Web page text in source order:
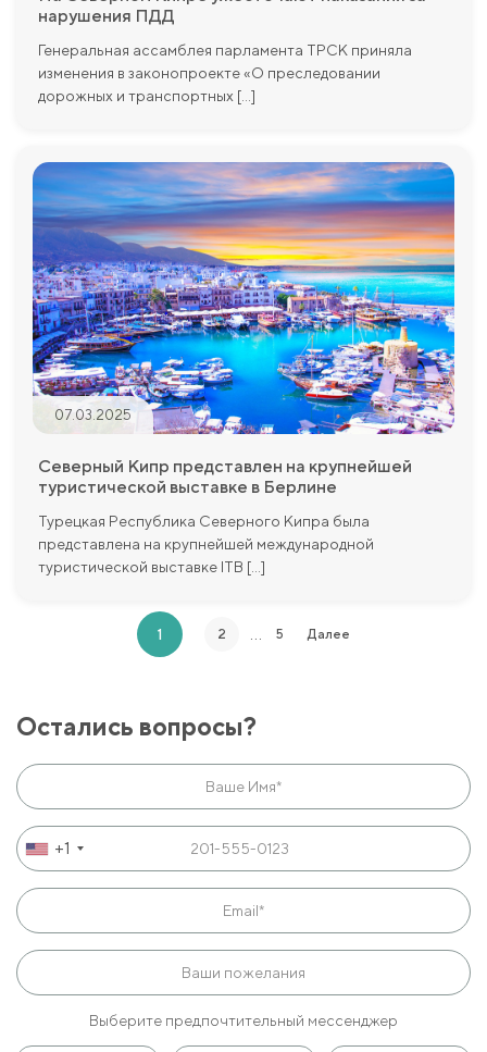
нарушения ПДД
Генеральная ассамблея парламента ТРСК приняла
изменения в законопроекте «О преследовании
дорожных и транспортных [...]
07.03.2025
Северный Кипр представлен на крупнейшей
туристической выставке в Берлине
Турецкая Республика Северного Кипра была
представлена на крупнейшей международной
туристической выставке ITB [...]
1 2 … 5 Далее
Остались вопросы?
+1
Выберите предпочтительный мессенджер